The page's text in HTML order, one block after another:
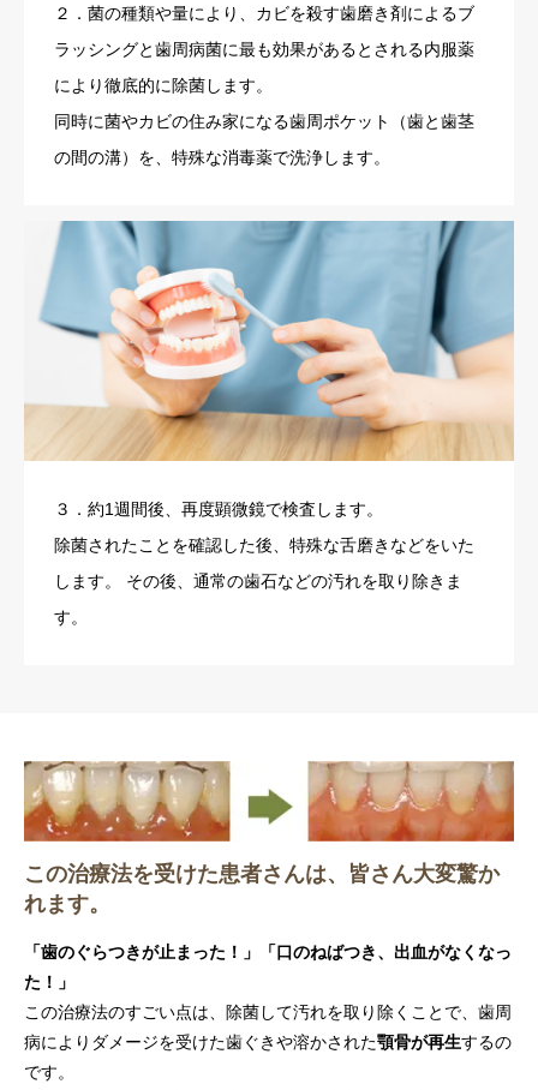
２．菌の種類や量により、カビを殺す歯磨き剤によるブ
ラッシングと歯周病菌に最も効果があるとされる内服薬
により徹底的に除菌します。
同時に菌やカビの住み家になる歯周ポケット（歯と歯茎
の間の溝）を、特殊な消毒薬で洗浄します。
３．約1週間後、再度顕微鏡で検査します。
除菌されたことを確認した後、特殊な舌磨きなどをいた
します。 その後、通常の歯石などの汚れを取り除きま
す。
この治療法を受けた患者さんは、皆さん大変驚か
れます。
「歯のぐらつきが止まった！」「口のねばつき、出血がなくなっ
た！」
この治療法のすごい点は、除菌して汚れを取り除くことで、歯周
病によりダメージを受けた歯ぐきや溶かされた顎骨が再生するの
です。